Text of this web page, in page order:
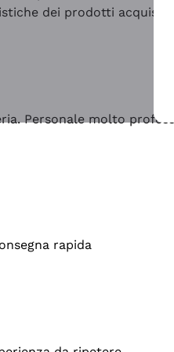
dei prodotti acquistati
Personale molto
rapida